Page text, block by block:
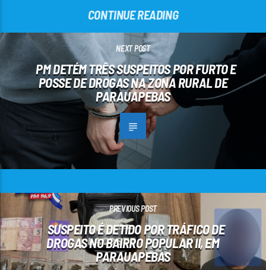
CONTINUE READING
NEXT POST
PM DETÉM TRÊS SUSPEITOS POR FURTO E
POSSE DE DROGAS NA ZONA RURAL DE
PARAUAPEBAS
PREVIOUS POST
SUSPEITO É DETIDO POR TRÁFICO DE
DROGAS NO BAIRRO POPULAR II, EM
PARAUAPEBAS